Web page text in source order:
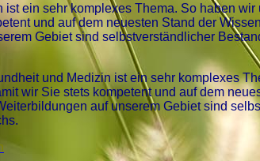
ist ein sehr komplexes Thema. So haben
und auf dem neuesten Stand der
Gebiet sind selbstverständlicher
und Medizin ist ein sehr komplexes
wir Sie stets kompetent und auf dem
auf unserem Gebiet sind